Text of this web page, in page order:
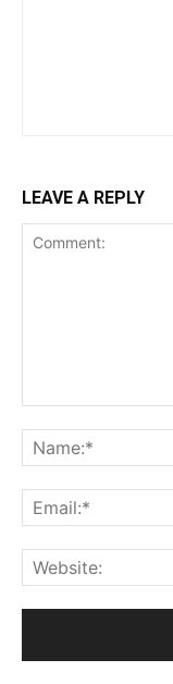
LEAVE A REPLY